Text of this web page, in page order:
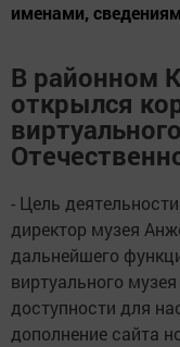
именами,
В районном
открылся
- Цель
директор музея
дальнейшего
виртуального
доступности для
дополнение сайта